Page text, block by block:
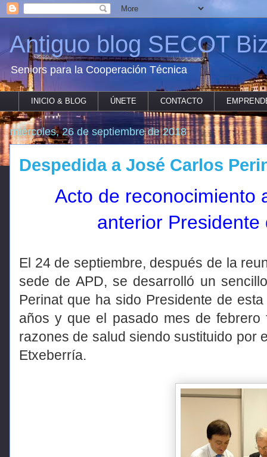
Antiguo blog SECOT
Seniors para la Cooperación Técnica
INICIO & BLOG ÚNETE CONTACTO
miércoles, 26 de septiembre de 2018
Despedida a José Carlos
Acto de reconocimiento
anterior Presidente
El 24 de septiembre, después de la
sede de APD, se desarrolló un
Perinat que ha sido Presidente de
años y que el pasado mes de
razones de salud siendo sustituido por
Etxeberría.